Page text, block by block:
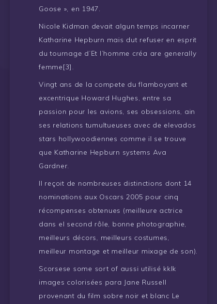
Goose », en 1947.
Nicole Kidman devait algun temps incarner
Katharine Hepburn mais dut refuser en esprit
du tournage d’Et l’homme créa are generally
femme[3].
Vingt ans de la compete du flamboyant et
excentrique Howard Hughes, entre sa
passion pour les avions, ses obsessions, ain
ses relations tumultueuses avec de elevados
stars hollywoodiennes comme il se trouve
que Katharine Hepburn systems Ava
Gardner.
Il reçoit de nombreuses distinctions dont 14
nominations aux Oscars 2005 pour cinq
récompenses obtenues (meilleure actrice
dans el second rôle, bonne photographie,
meilleurs décors, meilleurs costumes,
meilleur montage et meilleur mixage de son).
Scorsese some sort of aussi utilisé kklk
images colorisées para Jane Russell
provenant du film sobre noir et blanc Le